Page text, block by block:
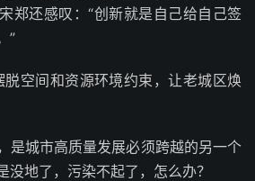
郑还感叹：“创新就是自己给自己签
”
空间和资源环境约束，让老城区焕
是城市高质量发展必须跨越的另一个
没地了，污染不起了，怎么办？